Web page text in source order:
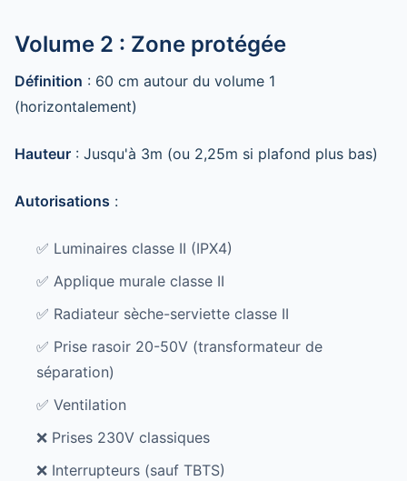
Volume 2 : Zone protégée
Définition : 60 cm autour du volume 1
(horizontalement)
Hauteur : Jusqu'à 3m (ou 2,25m si plafond plus bas)
Autorisations :
✅ Luminaires classe II (IPX4)
✅ Applique murale classe II
✅ Radiateur sèche-serviette classe II
✅ Prise rasoir 20-50V (transformateur de
séparation)
✅ Ventilation
❌ Prises 230V classiques
❌ Interrupteurs (sauf TBTS)